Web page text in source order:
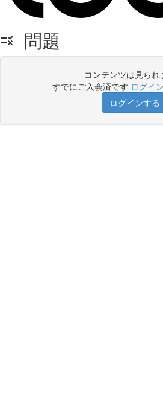
問題
コンテンツは見られ
すでにご入会済です ログイ
ログインする